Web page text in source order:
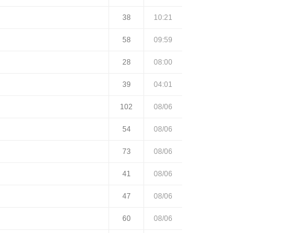
38 10:21
58 09:59
28 08:00
39 04:01
102 08/06
54 08/06
73 08/06
41 08/06
47 08/06
60 08/06